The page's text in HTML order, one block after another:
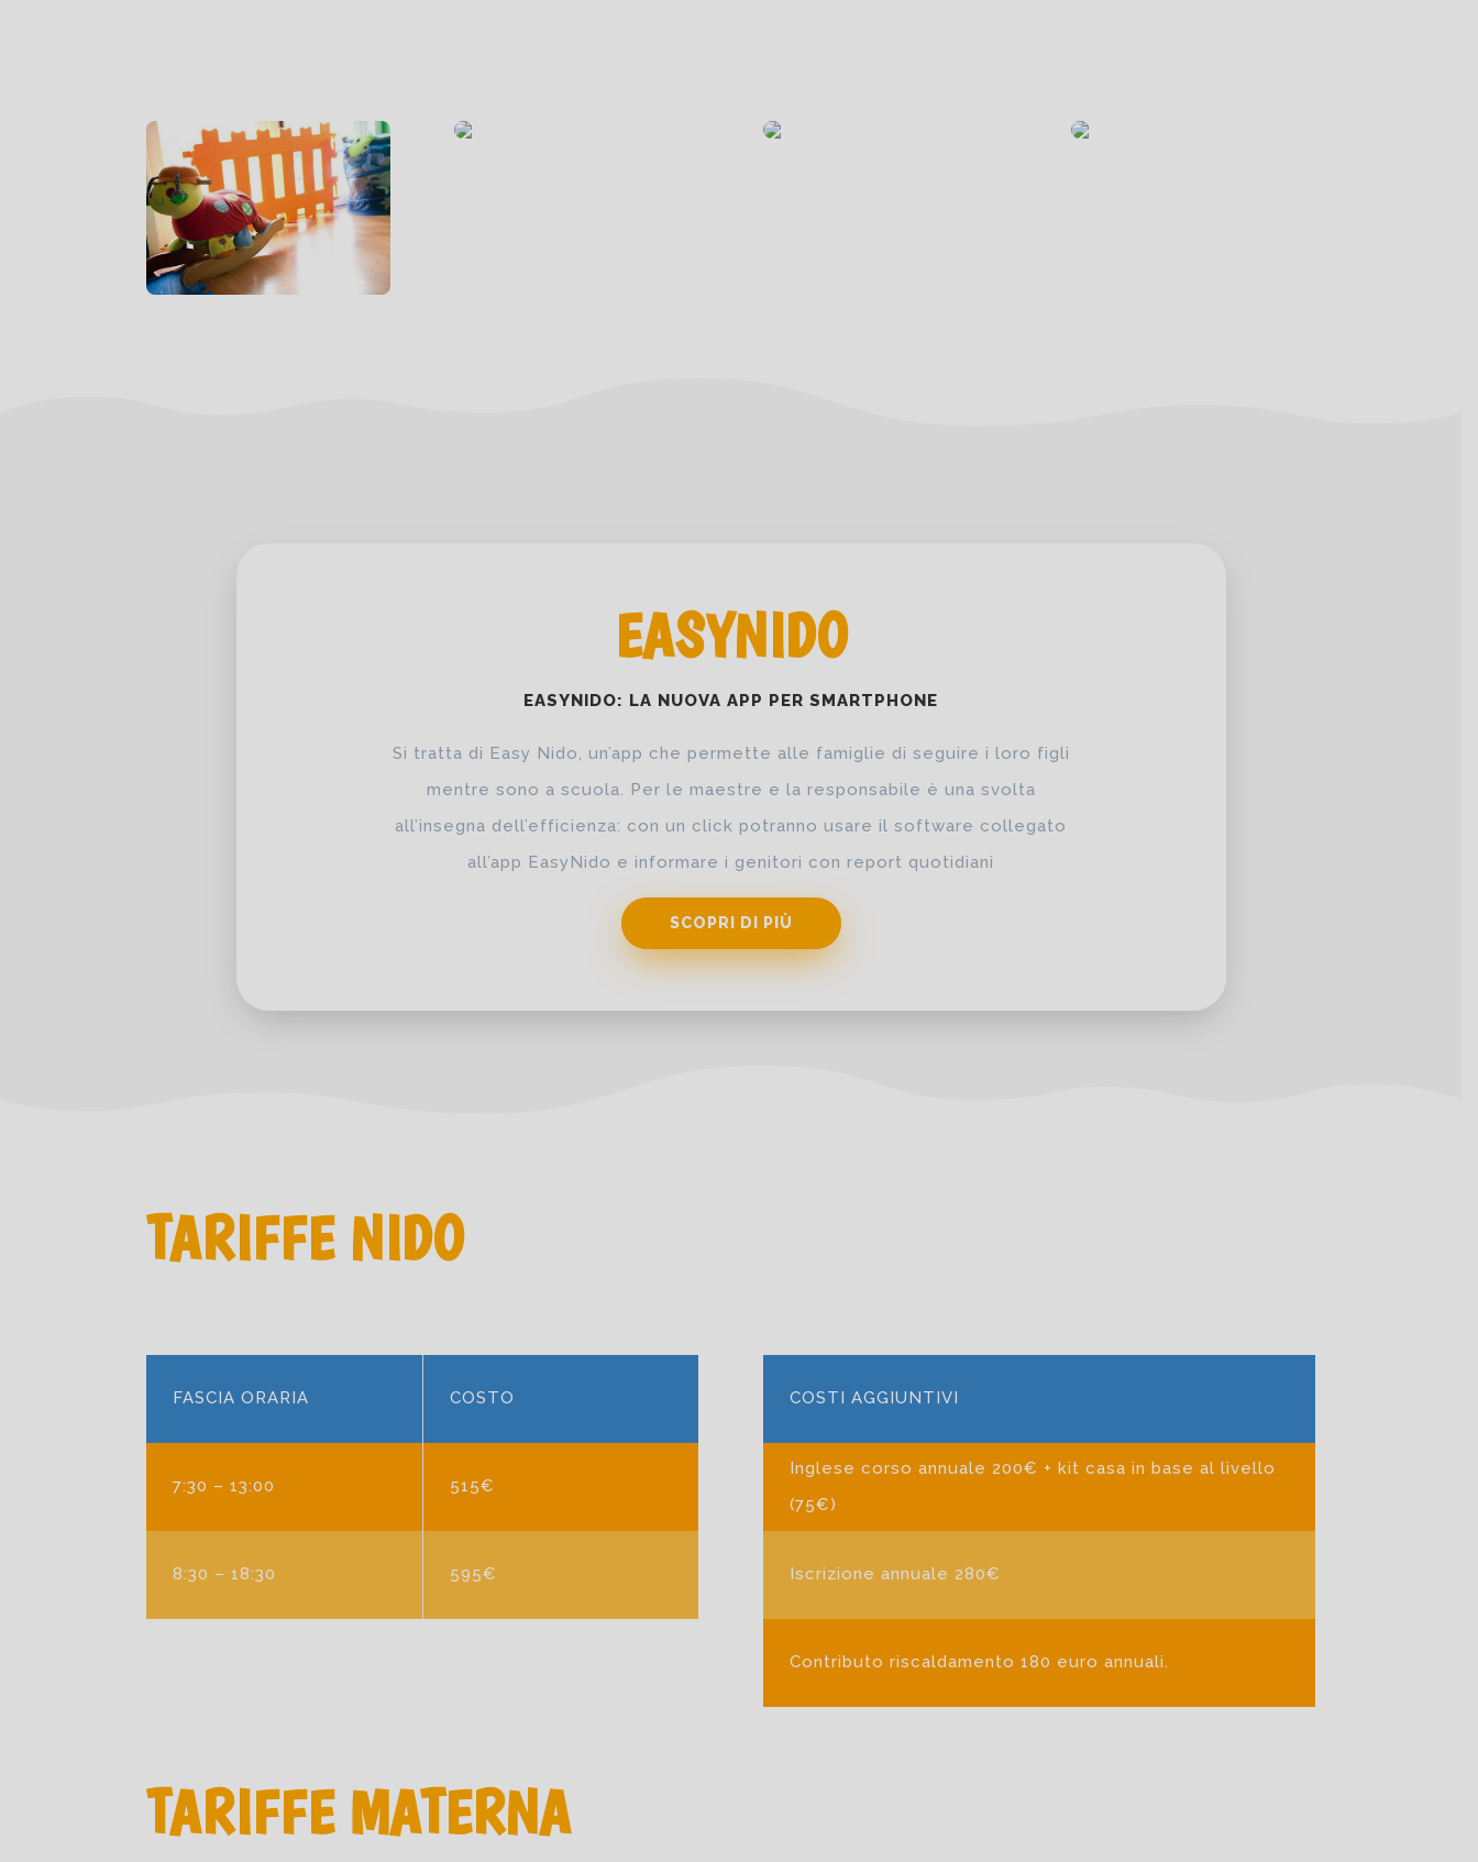
EASYNIDO
EASYNIDO: LA NUOVA APP PER SMARTPHONE
Si tratta di Easy Nido, un’app che permette alle famiglie di seguire i loro figli
mentre sono a scuola. Per le maestre e la responsabile è una svolta
all’insegna dell’efficienza: con un click potranno usare il software collegato
all’app EasyNido e informare i genitori con report quotidiani
SCOPRI DI PIÙ
TARIFFE NIDO
FASCIA ORARIA COSTO
7:30 – 13:00 515€
8:30 – 18:30 595€
COSTI AGGIUNTIVI
Inglese corso annuale 200€ + kit casa in base al livello
(75€)
Iscrizione annuale 280€
Contributo riscaldamento 180 euro annuali.
TARIFFE MATERNA